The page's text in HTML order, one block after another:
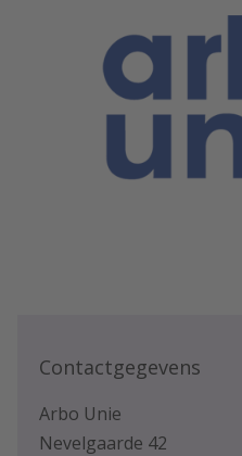
Contactgegevens
Arbo Unie
Nevelgaarde 42